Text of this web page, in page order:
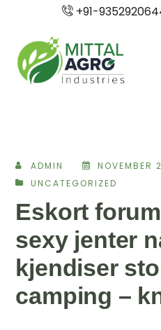
+91-
ADMIN
NOVEMBER
UNCATEGORIZED
Eskort
sexy jenter
kjendiser
camping –